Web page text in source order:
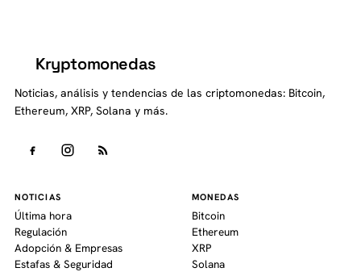
Kryptomonedas
Noticias, análisis y tendencias de las criptomonedas: Bitcoin,
Ethereum, XRP, Solana y más.
NOTICIAS
Última hora
Regulación
Adopción & Empresas
Estafas & Seguridad
MONEDAS
Bitcoin
Ethereum
XRP
Solana